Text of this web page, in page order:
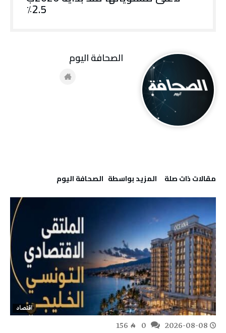
2.5٪
‫مقالات ذات صلة‬ ‫‫المزيد بواسطة‬ ‬ ‭ ‬الصحافة‭ ‬اليوم
اقتصاد
2026-08-08
156